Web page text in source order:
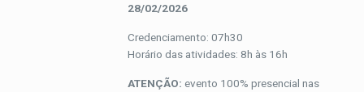
28/02/2026
Credenciamento: 07h30
Horário das atividades: 8h às 16h
ATENÇÃO: evento 100% presencial nas